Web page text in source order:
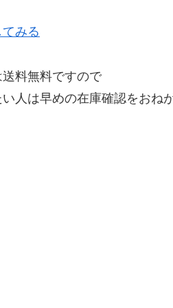
みる
料無料ですので
人は早めの在庫確認をおね